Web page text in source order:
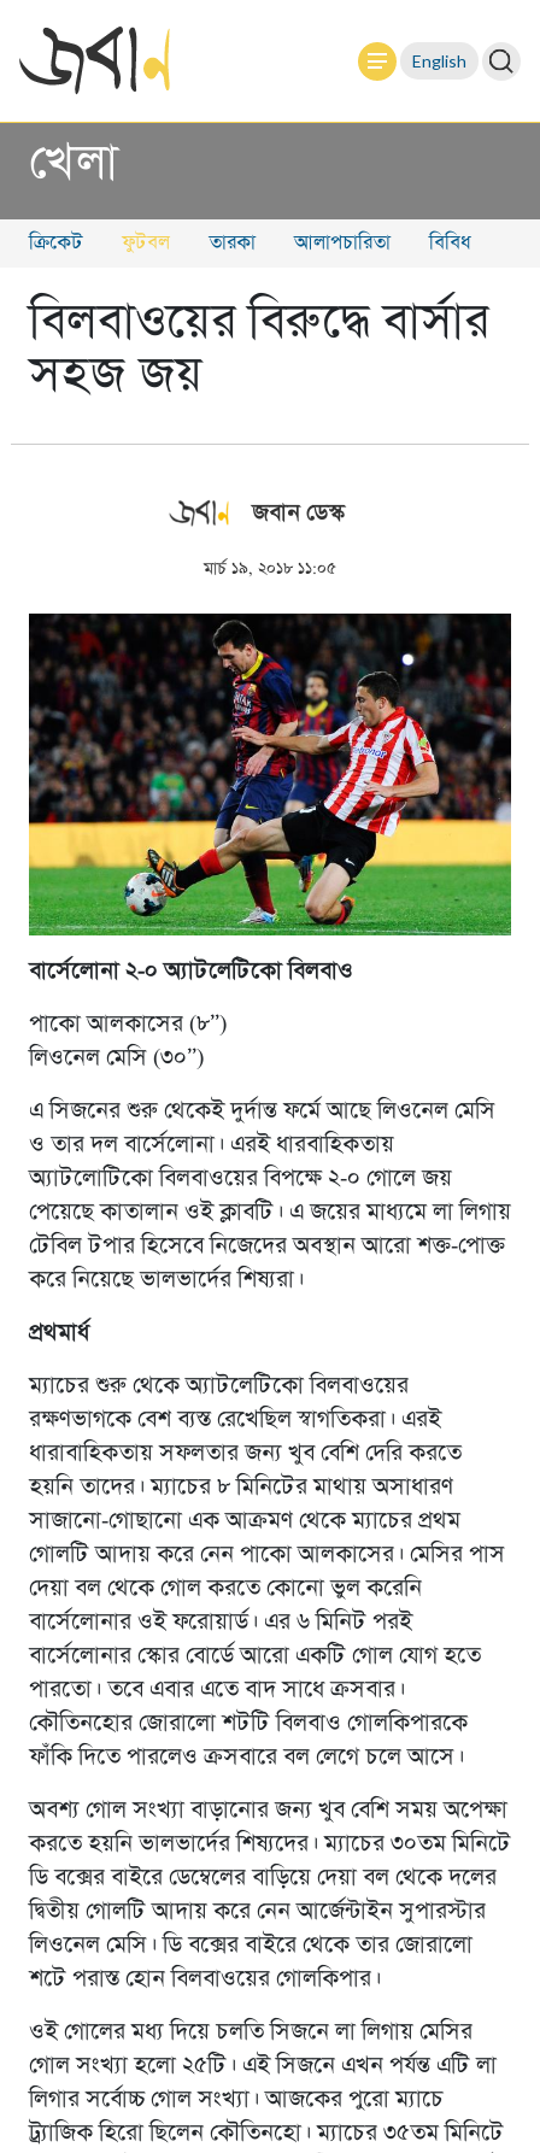
English
খেলা
ক্রিকেট ফুটবল তারকা আলাপচারিতা বিবিধ
বিলবাওয়ের বিরুদ্ধে বার্সার
সহজ জয়
জবান ডেস্ক
মার্চ ১৯, ২০১৮ ১১:০৫
বার্সেলোনা ২-০ অ্যাটলেটিকো বিলবাও
পাকো আলকাসের (৮”)
লিওনেল মেসি (৩০”)
এ সিজনের শুরু থেকেই দুর্দান্ত ফর্মে আছে লিওনেল মেসি
ও তার দল বার্সেলোনা। এরই ধারবাহিকতায়
অ্যাটলোটিকো বিলবাওয়ের বিপক্ষে ২-০ গোলে জয়
পেয়েছে কাতালান ওই ক্লাবটি। এ জয়ের মাধ্যমে লা লিগায়
টেবিল টপার হিসেবে নিজেদের অবস্থান আরো শক্ত-পোক্ত
করে নিয়েছে ভালভার্দের শিষ্যরা।
প্রথমার্ধ
ম্যাচের শুরু থেকে অ্যাটলেটিকো বিলবাওয়ের
রক্ষণভাগকে বেশ ব্যস্ত রেখেছিল স্বাগতিকরা। এরই
ধারাবাহিকতায় সফলতার জন্য খুব বেশি দেরি করতে
হয়নি তাদের। ম্যাচের ৮ মিনিটের মাথায় অসাধারণ
সাজানো-গোছানো এক আক্রমণ থেকে ম্যাচের প্রথম
গোলটি আদায় করে নেন পাকো আলকাসের। মেসির পাস
দেয়া বল থেকে গোল করতে কোনো ভুল করেনি
বার্সেলোনার ওই ফরোয়ার্ড। এর ৬ মিনিট পরই
বার্সেলোনার স্কোর বোর্ডে আরো একটি গোল যোগ হতে
পারতো। তবে এবার এতে বাদ সাধে ক্রসবার।
কৌতিনহোর জোরালো শটটি বিলবাও গোলকিপারকে
ফাঁকি দিতে পারলেও ক্রসবারে বল লেগে চলে আসে।
অবশ্য গোল সংখ্যা বাড়ানোর জন্য খুব বেশি সময় অপেক্ষা
করতে হয়নি ভালভার্দের শিষ্যদের। ম্যাচের ৩০তম মিনিটে
ডি বক্সের বাইরে ডেম্বেলের বাড়িয়ে দেয়া বল থেকে দলের
দ্বিতীয় গোলটি আদায় করে নেন আর্জেন্টাইন সুপারস্টার
লিওনেল মেসি। ডি বক্সের বাইরে থেকে তার জোরালো
শটে পরাস্ত হোন বিলবাওয়ের গোলকিপার।
ওই গোলের মধ্য দিয়ে চলতি সিজনে লা লিগায় মেসির
গোল সংখ্যা হলো ২৫টি। এই সিজনে এখন পর্যন্ত এটি লা
লিগার সর্বোচ্চ গোল সংখ্যা। আজকের পুরো ম্যাচে
ট্র্যাজিক হিরো ছিলেন কৌতিনহো। ম্যাচের ৩৫তম মিনিটে